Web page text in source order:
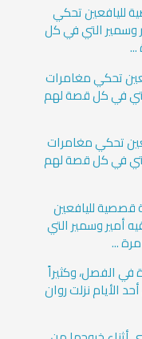
لليافعين تحكي
وسمير التي في كل
تحكي مغامرات
في كل قصة لهم
تحكي مغامرات
في كل قصة لهم
لليافعين
أمير وسمير التي
...
الفصل، وكثيراً
الأيام نزلت روان